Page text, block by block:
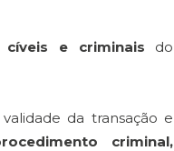
cíveis e criminais do
da transação e
criminal,